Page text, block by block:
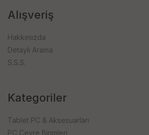
Alışveriş
Hakkımızda
Detaylı Arama
S.S.S.
Kategoriler
Tablet PC & Aksesuarları
PC Çevre Birimleri